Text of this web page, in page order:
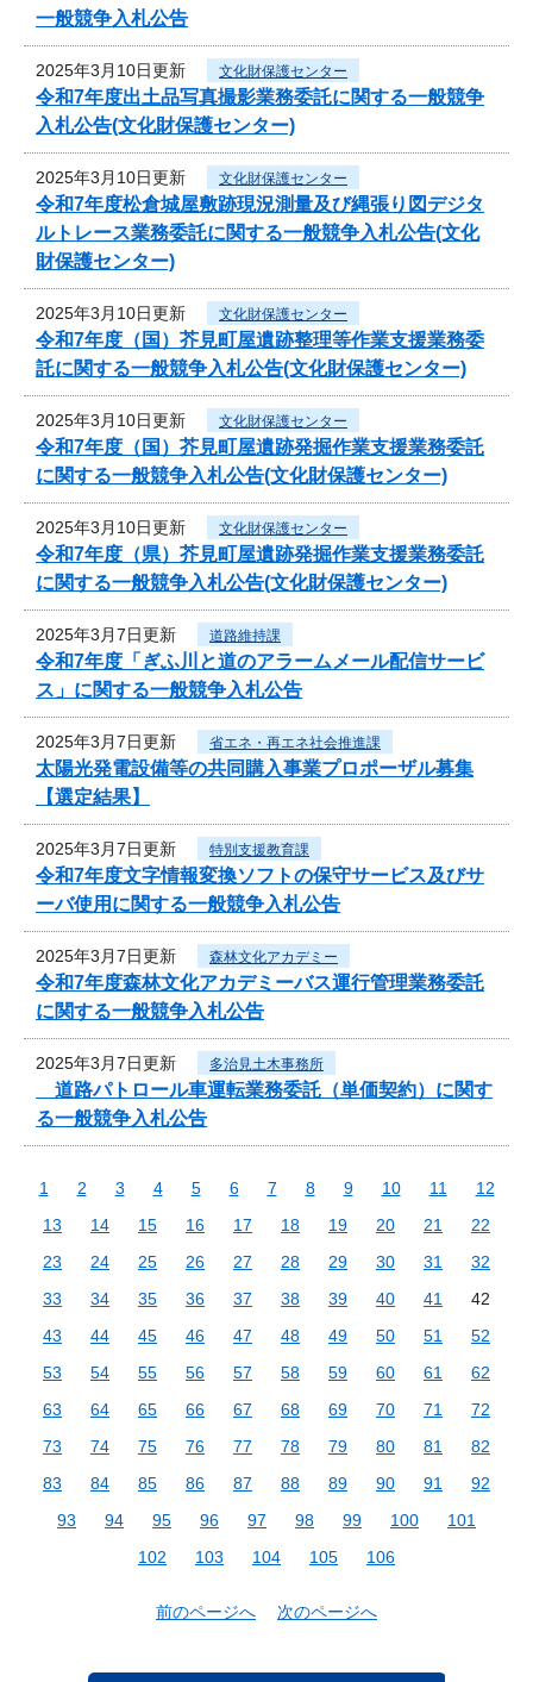
一般競争入札公告
2025年3月10日更新 文化財保護センター
令和7年度出土品写真撮影業務委託に関する一般競争
入札公告(文化財保護センター)
2025年3月10日更新 文化財保護センター
令和7年度松倉城屋敷跡現況測量及び縄張り図デジタ
ルトレース業務委託に関する一般競争入札公告(文化
財保護センター)
2025年3月10日更新 文化財保護センター
令和7年度（国）芥見町屋遺跡整理等作業支援業務委
託に関する一般競争入札公告(文化財保護センター)
2025年3月10日更新 文化財保護センター
令和7年度（国）芥見町屋遺跡発掘作業支援業務委託
に関する一般競争入札公告(文化財保護センター)
2025年3月10日更新 文化財保護センター
令和7年度（県）芥見町屋遺跡発掘作業支援業務委託
に関する一般競争入札公告(文化財保護センター)
2025年3月7日更新 道路維持課
令和7年度「ぎふ川と道のアラームメール配信サービ
ス」に関する一般競争入札公告
2025年3月7日更新 省エネ・再エネ社会推進課
太陽光発電設備等の共同購入事業プロポーザル募集
【選定結果】
2025年3月7日更新 特別支援教育課
令和7年度文字情報変換ソフトの保守サービス及びサ
ーバ使用に関する一般競争入札公告
2025年3月7日更新 森林文化アカデミー
令和7年度森林文化アカデミーバス運行管理業務委託
に関する一般競争入札公告
2025年3月7日更新 多治見土木事務所
道路パトロール車運転業務委託（単価契約）に関す
る一般競争入札公告
1 2 3 4 5 6 7 8 9 10 11
12
13
14 15 16 17 18 19 20 21
22
23
24 25 26 27 28 29 30 31
32
33
34 35 36 37 38 39 40 41
42
43
44 45 46 47 48 49 50 51
52
53
54 55 56 57 58 59 60 61
62
63
64 65 66 67 68 69 70 71
72
73
74 75 76 77 78 79 80 81
82
83
84 85 86 87 88 89 90 91
92
93
94 95 96 97 98 99 100
101
102
103 104 105 106
前のページへ 次のページへ